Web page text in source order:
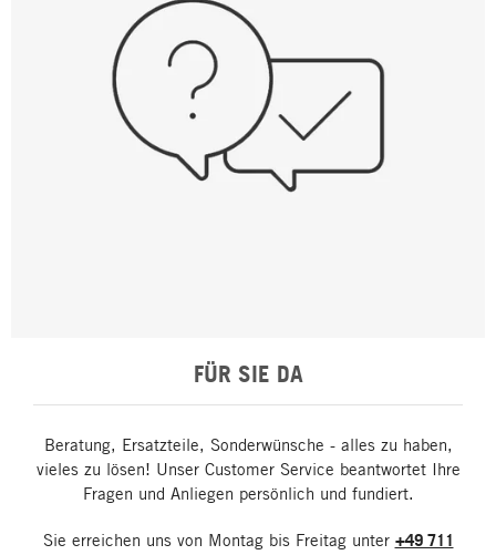
FÜR SIE DA
Beratung, Ersatzteile, Sonderwünsche - alles zu haben,
vieles zu lösen! Unser Customer Service beantwortet Ihre
Fragen und Anliegen persönlich und fundiert.
Sie erreichen uns von Montag bis Freitag unter +49 711